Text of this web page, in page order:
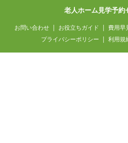
老人ホーム見学予約
お問い合わせ お役立ちガイド 費用早
プライバシーポリシー
利用規